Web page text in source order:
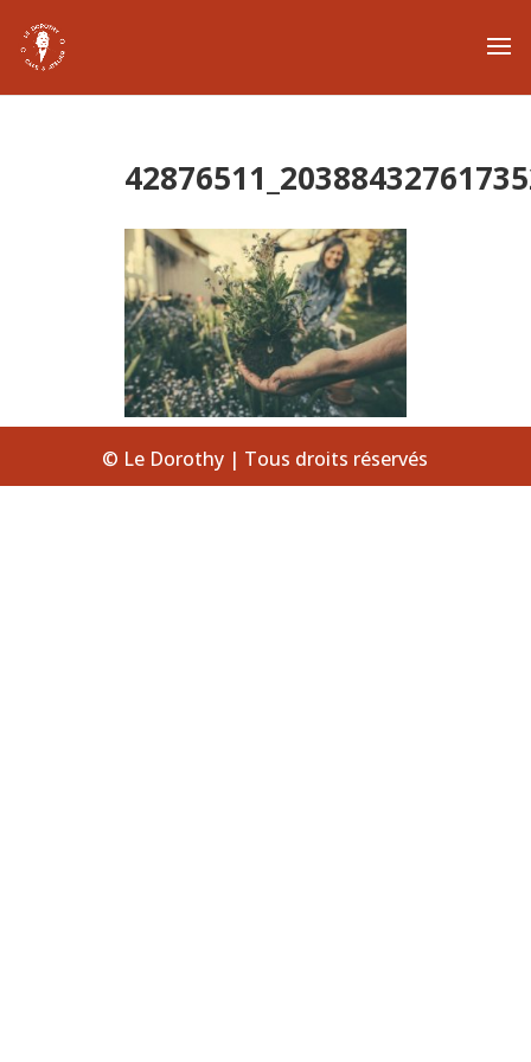
© Le Dorothy | Tous droits réservés